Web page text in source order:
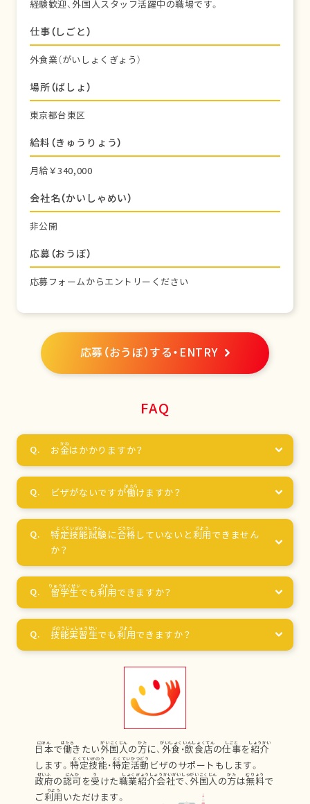
経験歓迎、外国人スタッフ活躍中の職場です。
仕事（しごと）
外食業（がいしょくぎょう）
場所（ばしょ）
東京都台東区
給料（きゅうりょう）
月給￥340,000
会社名（かいしゃめい）
非公開
応募（おうぼ）
応募フォームからエントリーください
応募（おうぼ）する・ENTRY
FAQ
お金はかかりますか？
ビザがないですが働けますか？
特定技能試験に合格 していないと利用 できません
か？
留学生でも利用 できますか？
技能実習生でも利用できますか？
日本で働きたい外国人の方に、 外食 ・飲食店の仕事を紹介
します。特定技能・特定活動 ビザのサポートもします。
政府の認可を受けた職業紹介会社で、 外国人の方は無料で
ご利用 いただけます。